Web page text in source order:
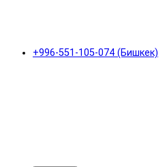
+996-551-105-074 (Бишкек)